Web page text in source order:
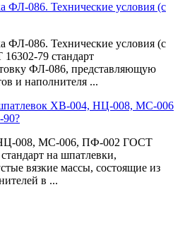
ФЛ-086. Технические условия (с
ФЛ-086. Технические условия (с
79 стандарт
ФЛ-086, представляющую
и наполнителя ...
ХВ-004, НЦ-008, МС-006
008, МС-006, ПФ-002 ГОСТ
на шпатлевки,
вязкие массы, состоящие из
в ...